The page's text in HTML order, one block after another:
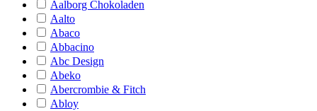
Aalborg Chokoladen
Aalto
Abaco
Abbacino
Abc Design
Abeko
Abercrombie & Fitch
Abloy